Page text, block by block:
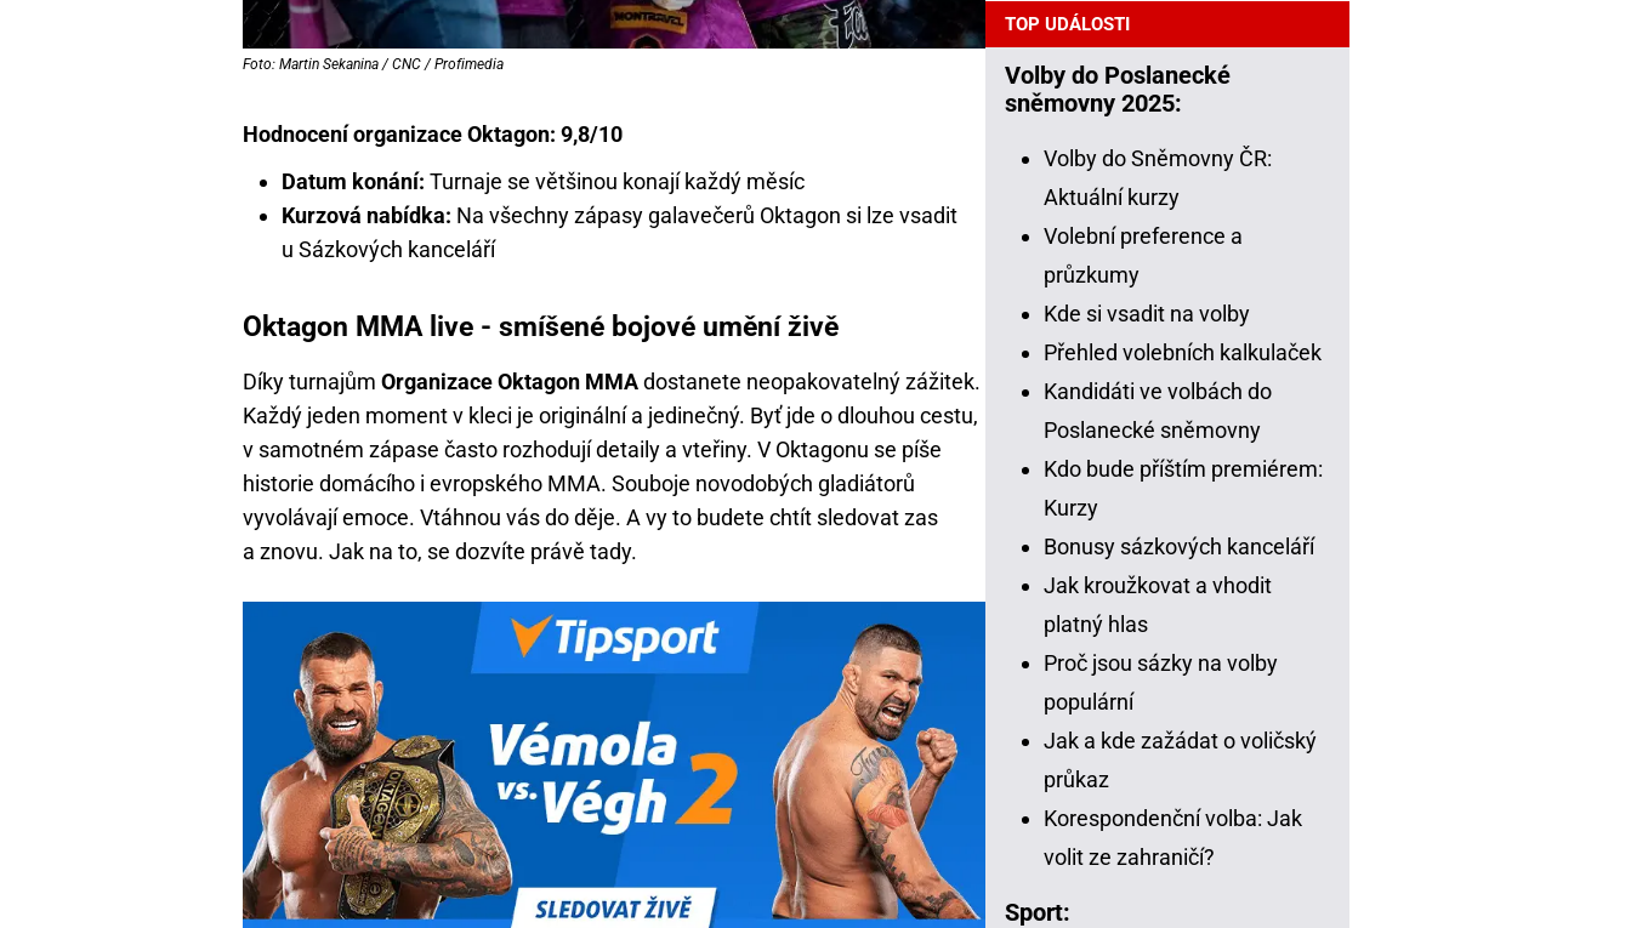
Foto: Martin Sekanina / CNC / Profimedia
Hodnocení organizace Oktagon: 9,8/10
Datum konání: Turnaje se většinou konají každý měsíc
Kurzová nabídka: Na všechny zápasy galavečerů Oktagon si lze vsadit
u Sázkových kanceláří
Oktagon MMA live - smíšené bojové umění živě
Díky turnajům Organizace Oktagon MMAdostanete neopakovatelný zážitek.
Každý jeden moment v kleci je originální a jedinečný. Byť jde o dlouhou cestu,
v samotném zápase často rozhodují detaily a vteřiny. V Oktagonu se píše
historie domácího i evropského MMA. Souboje novodobých gladiátorů
vyvolávají emoce. Vtáhnou vás do děje. A vy to budete chtít sledovat zas
a znovu. Jak na to, se dozvíte právě tady.
TOP UDÁLOSTI
Volby do Poslanecké
sněmovny 2025:
Volby do Sněmovny ČR:
Aktuální kurzy
Volební preference a
průzkumy
Kde si vsadit na volby
Přehled volebních kalkulaček
Kandidáti ve volbách do
Poslanecké sněmovny
Kdo bude příštím premiérem:
Kurzy
Bonusy sázkových kanceláří
Jak kroužkovat a vhodit
platný hlas
Proč jsou sázky na volby
populární
Jak a kde zažádat o voličský
průkaz
Korespondenční volba: Jak
volit ze zahraničí?
Sport: